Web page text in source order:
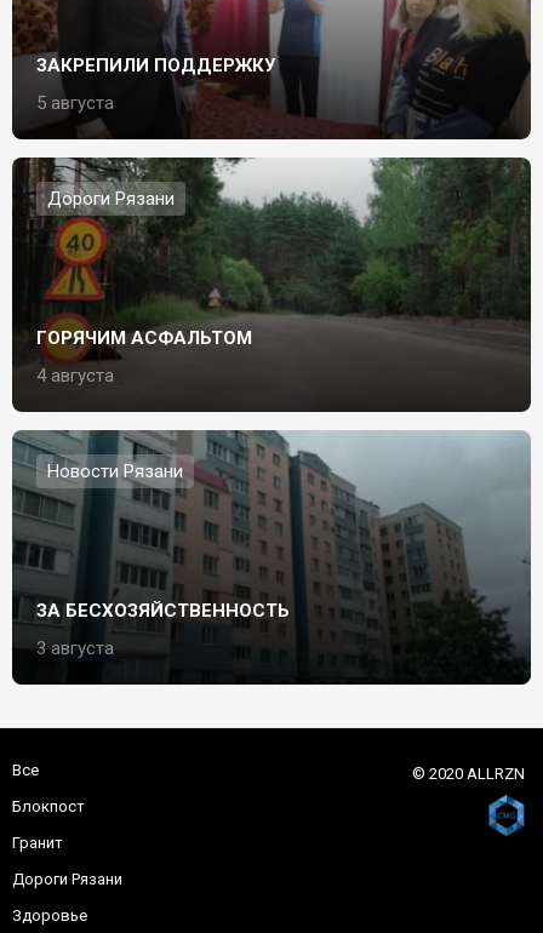
ЗАКРЕПИЛИ ПОДДЕРЖКУ
5 августа
Дороги Рязани
ГОРЯЧИМ АСФАЛЬТОМ
4 августа
Новости Рязани
ЗА БЕСХОЗЯЙСТВЕННОСТЬ
3 августа
Все
Блокпост
Гранит
Дороги Рязани
Здоровье
© 2020 ALLRZN